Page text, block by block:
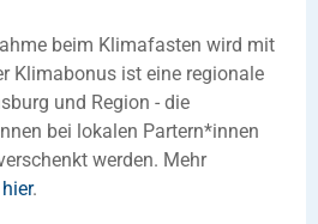
beim Klimafasten wird mit
Klimabonus ist eine regionale
und Region - die
bei lokalen Partern*innen
werden. Mehr
hier.